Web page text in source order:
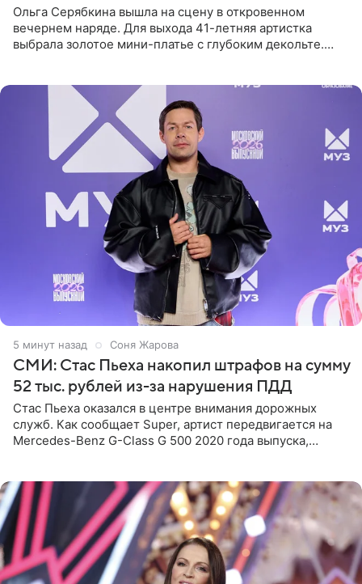
Ольга Серябкина вышла на сцену в откровенном
вечернем наряде. Для выхода 41-летняя артистка
выбрала золотое мини-платье с глубоким декольте.
5 минут назад Соня Жарова
СМИ: Стас Пьеха накопил штрафов на сумму
52 тыс. рублей из-за нарушения ПДД
Стас Пьеха оказался в центре внимания дорожных
служб. Как сообщает Super, артист передвигается на
Mercedes-Benz G-Class G 500 2020 года выпуска,